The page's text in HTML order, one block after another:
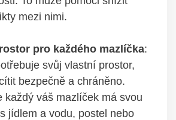
mezi ⁤nimi.
⁢pro každého mazlíčka:
svůj vlastní prostor,
bezpečně a chráněno.
‌každý váš mazlíček ⁢má svou
jídlem a vodu, postel nebo